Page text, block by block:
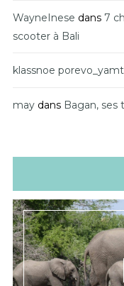
WayneInese dans 7
scooter à Bali
klassnoe porevo_yamt
may dans Bagan, ses